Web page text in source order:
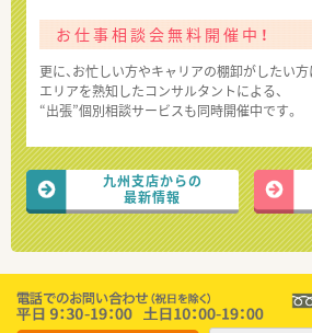
お仕事相談会無料開催中！
更に、お忙しい方やキャリアの棚卸がしたい
エリアを熟知したコンサルタントによる、
“出張”個別相談サービスも同時開催中です。
九州支店からの
最新情報